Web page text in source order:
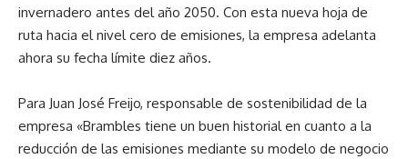
invernadero antes del año 2050. Con esta nueva hoja de
ruta hacia el nivel cero de emisiones, la empresa adelanta
ahora su fecha límite diez años.
Para Juan José Freijo, responsable de sostenibilidad de la
empresa «Brambles tiene un buen historial en cuanto a la
reducción de las emisiones mediante su modelo de negocio